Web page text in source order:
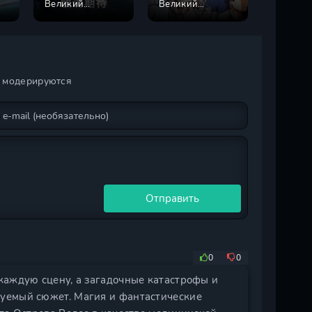
Великий
Великий
Отправить
0 0
сцену, а загадочные катастрофы и
сюжет. Магия и фантастические